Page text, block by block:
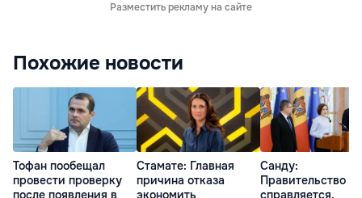
Разместить рекламу на сайте
Похожие новости
Тофан пообещал
провести проверку
после появления в
Стамате: Главная
причина отказа
экономить
Санду:
Правительство
справляется,